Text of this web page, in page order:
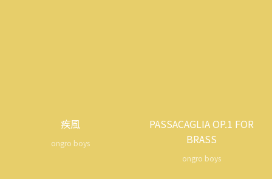
疾風
ongro boys
PASSACAGLIA OP.1 FOR
BRASS
ongro boys